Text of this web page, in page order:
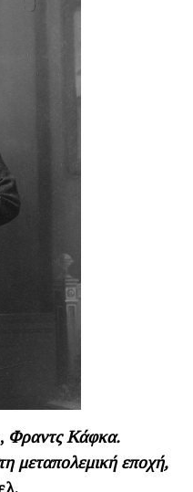
Φραντς Κάφκα.
μεταπολεμική εποχή,